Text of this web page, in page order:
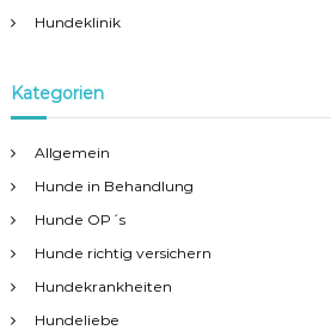
Hundeklinik
Kategorien
Allgemein
Hunde in Behandlung
Hunde OP´s
Hunde richtig versichern
Hundekrankheiten
Hundeliebe